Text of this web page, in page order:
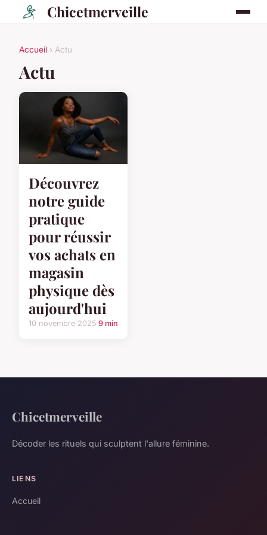
Chicetmerveille
Accueil › Actu
Actu
Découvrez
notre guide
pratique
pour réussir
vos achats en
magasin
physique dès
aujourd'hui
10 novembre 2025 9 min
Chicetmerveille
Décoder les rituels qui sculptent l'allure féminine.
LIENS
Accueil